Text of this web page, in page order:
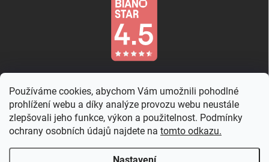
Používáme cookies, abychom Vám umožnili pohodlné
prohlížení webu a díky analýze provozu webu neustále
zlepšovali jeho funkce, výkon a použitelnost. Podmínky
ochrany osobních údajů najdete na tomto odkazu.